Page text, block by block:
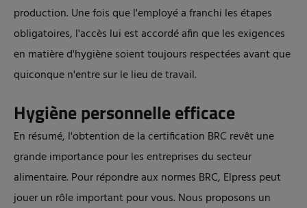
production. Une fois que l'employé a franchi les étapes
obligatoires, l'accès lui est accordé afin que les exigences
en matière d'hygiène soient toujours respectées avant que
quiconque n'entre sur le lieu de travail.
Hygiène personnelle efficace
En résumé, l'obtention de la certification BRC revêt une
grande importance pour les entreprises du secteur
alimentaire. Pour répondre aux normes BRC, Elpress peut
jouer un rôle important pour vous. Nous proposons un